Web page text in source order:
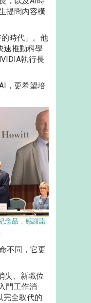
提問內容橫
時代」。他
速推動科學
執行長
，更希望培
念品，感謝諾
不同，它更
失、新職位
門工作消
完全取代的